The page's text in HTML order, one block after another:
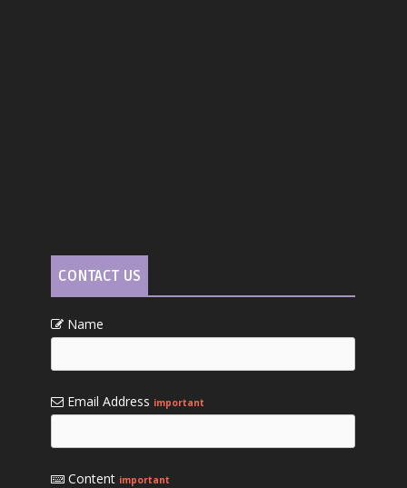
CONTACT US
Name
Email Address important
Content important